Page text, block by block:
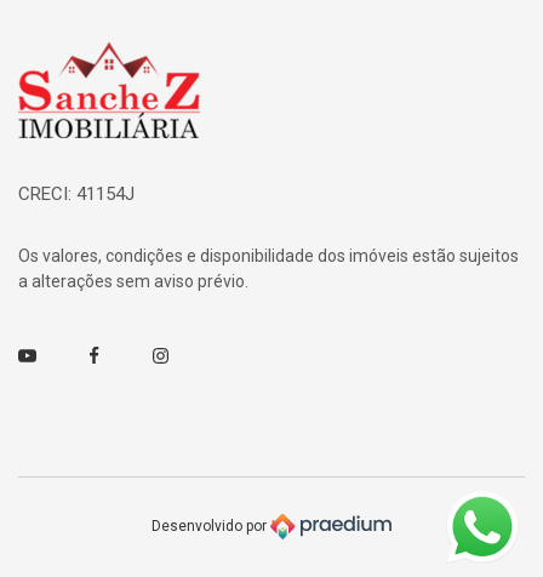
Página inicial
CRECI: 41154J
Os valores, condições e disponibilidade dos imóveis estão sujeitos
a alterações sem aviso prévio.
Youtube FacebookInstagram
Desenvolvido por